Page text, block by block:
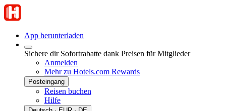
App herunterladen
Sichere dir Sofortrabatte dank Preisen für Mitglieder
Anmelden
Mehr zu Hotels.com Rewards
Posteingang
Reisen buchen
Hilfe